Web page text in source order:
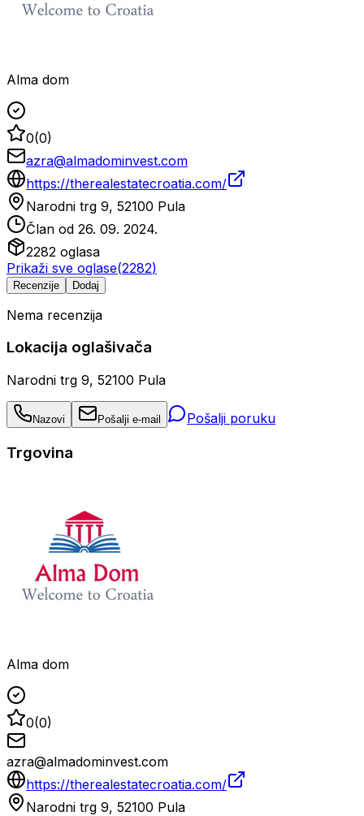
Alma dom
0(0)
azra@almadominvest.com
https://therealestatecroatia.com/
Narodni trg 9, 52100 Pula
Član od 26. 09. 2024.
2282 oglasa
Prikaži sve oglase(2282)
Recenzije Dodaj
Nema recenzija
Lokacija oglašivača
Narodni trg 9, 52100 Pula
Nazovi Pošalji e-mail Pošalji poruku
Trgovina
Alma dom
0(0)
azra@almadominvest.com
https://therealestatecroatia.com/
Narodni trg 9, 52100 Pula